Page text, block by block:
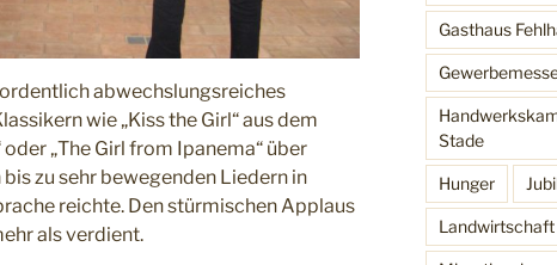
abwechslungsreiches
wie „Kiss the Girl“ aus dem
„The Girl from Ipanema“ über
zu sehr bewegenden Liedern in
reichte. Den stürmischen Applaus
als verdient.
Gasthaus
Stade
Hunger
Landwirtschaft